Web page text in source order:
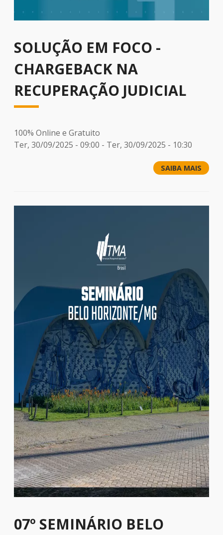
SOLUÇÃO EM FOCO -
CHARGEBACK NA
RECUPERAÇÃO JUDICIAL
100% Online e Gratuito
Ter, 30/09/2025 - 09:00 - Ter, 30/09/2025 - 10:30
SAIBA MAIS
07º SEMINÁRIO BELO